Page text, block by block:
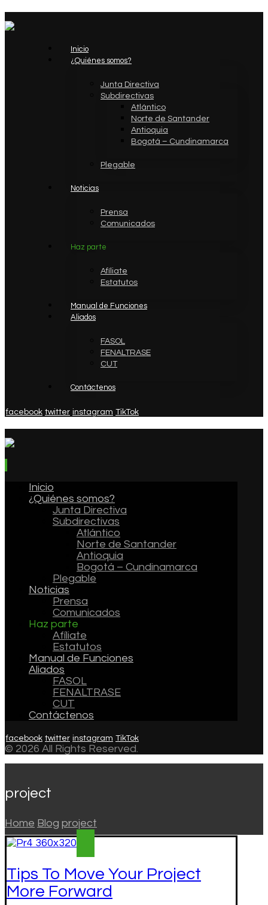
Inicio
¿Quiénes somos?
Junta Directiva
Subdirectivas
Atlántico
Norte de Santander
Antioquia
Bogotá – Cundinamarca
Plegable
Noticias
Prensa
Comunicados
Haz parte
Afíliate
Estatutos
Manual de Funciones
Aliados
FASOL
FENALTRASE
CUT
Contáctenos
facebook twitter instagram TikTok
Inicio
¿Quiénes somos?
Junta Directiva
Subdirectivas
Atlántico
Norte de Santander
Antioquia
Bogotá – Cundinamarca
Plegable
Noticias
Prensa
Comunicados
Haz parte
Afíliate
Estatutos
Manual de Funciones
Aliados
FASOL
FENALTRASE
CUT
Contáctenos
facebook twitter instagram TikTok
© 2026 All Rights Reserved.
project
Home Blog project
Tips To Move Your Project
More Forward